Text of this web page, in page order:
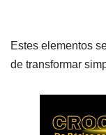
Estes elementos
de transformar